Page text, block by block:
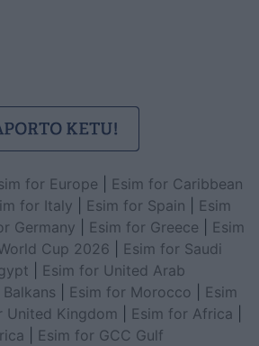
for Europe
Esim for Caribbean
for Italy Esim for Spain
Esim
Germany Esim for Greece
Esim
Cup 2026
Esim for Saudi
Esim for United Arab
Esim for Morocco
Esim
United Kingdom Esim for Africa
Esim for GCC Gulf